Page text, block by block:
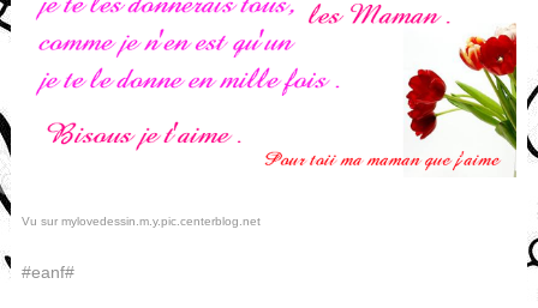
Vu sur mylovedessin.m.y.pic.centerblog.net
#eanf#